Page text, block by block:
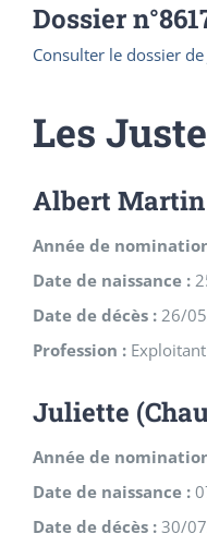
Dossier n°
Consulter le dossier
Les
Albert Martin
Année de
Date de naissance :
Date de décès : 26/
Profession :
Juliette
Année de
Date de naissance :
Date de décès : 30/